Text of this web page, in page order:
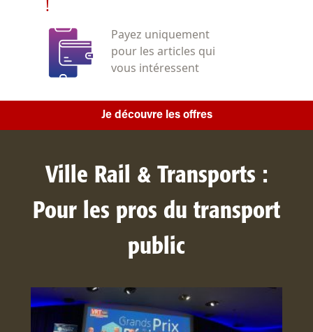
!
Payez uniquement
pour les articles qui
vous intéressent
Je découvre les offres
Ville Rail & Transports :
Pour les pros du transport
public